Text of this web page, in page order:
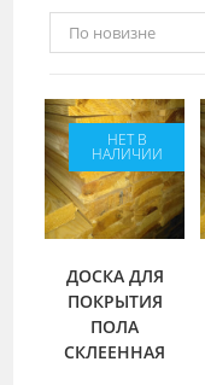
По новизне
НЕТ В
НАЛИЧИИ
ДОСКА ДЛЯ
ПОКРЫТИЯ
ПОЛА
СКЛЕЕННАЯ